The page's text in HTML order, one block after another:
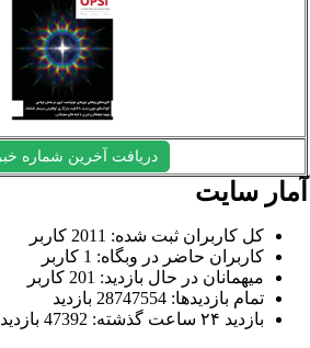
دریافت آخرین شماره
سایت
کل کاربران ثبت شده: 2011 کاربر
کاربران حاضر در وبگاه: 1 کاربر
میهمانان در حال بازدید: 201 کاربر
تمام بازدید‌ها: 28747554 بازدید
بازدید ۲۴ ساعت گذشته: 47392 بازدید